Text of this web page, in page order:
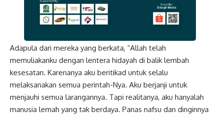
Adapula dari mereka yang berkata, “Allah telah
memuliakanku dengan lentera hidayah di balik lembah
kesesatan. Karenanya aku beritikad untuk selalu
melaksanakan semua perintah-Nya. Aku berjanji untuk
menjauhi semua larangannya. Tapi realitanya, aku hanyalah
manusia lemah yang tak berdaya. Panas nafsu dan dinginnya